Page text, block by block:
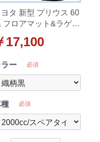
ヨタ 新型 プリウス 60
フロアマット&ラゲッ
外新品
17,100
ラー 必須
必須